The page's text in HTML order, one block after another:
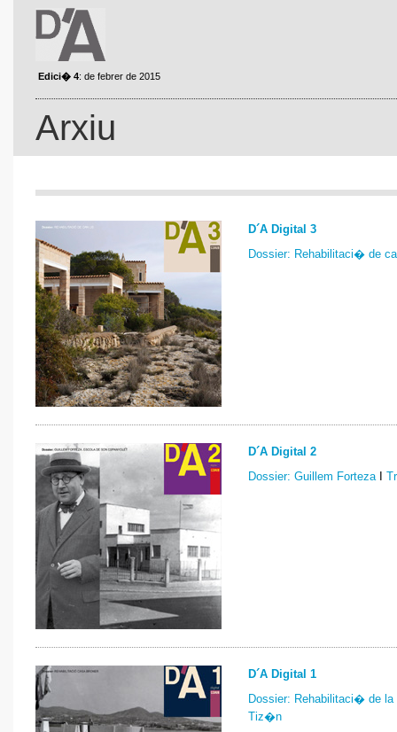
Edici� 4: de febrer de 2015
Arxiu
D´A Digital 3
Dossier: Rehabilitaci� de
D´A Digital 2
Dossier: Guillem FortezaI
D´A Digital 1
Dossier: Rehabilitaci� de la
Tiz�n